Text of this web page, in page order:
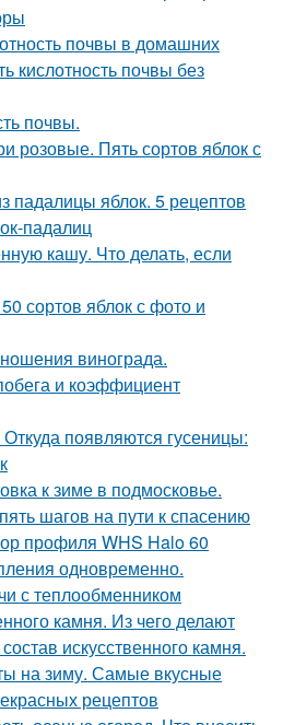
почвы в домашних
кислотность почвы без
почвы.
розовые. Пять сортов яблок с
падалицы яблок. 5 рецептов
падалиц
кашу. Что делать, если
сортов яблок с фото и
винограда.
и коэффициент
появляются гусеницы:
к зиме в подмосковье.
шагов на пути к спасению
профиля WHS Halo 60
одновременно.
с теплообменником
камня. Из чего делают
искусственного камня.
на зиму. Самые вкусные
рецептов